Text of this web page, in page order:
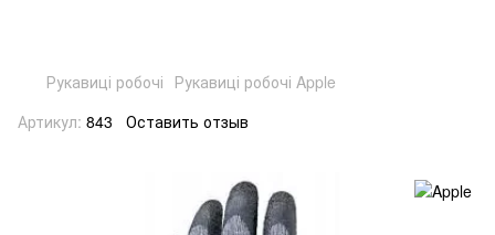
Рукавиці робочі Рукавиці робочі Apple
Артикул: 843 Оставить отзыв